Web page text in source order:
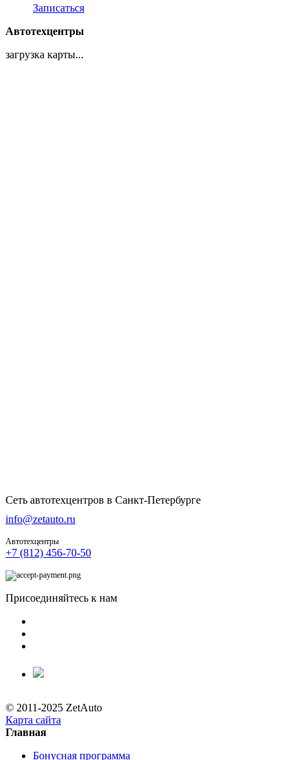
Записаться
Автотехцентры
загрузка карты...
Сеть автотехцентров в Санкт-Петербурге
info@zetauto.ru
Автотехцентры
+7 (812) 456-70-50
Присоединяйтесь к нам
© 2011-2025 ZetAuto
Карта сайта
Главная
Бонусная программа